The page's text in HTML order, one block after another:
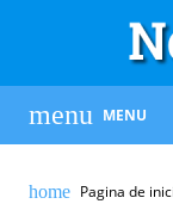
MENU
Pagina de